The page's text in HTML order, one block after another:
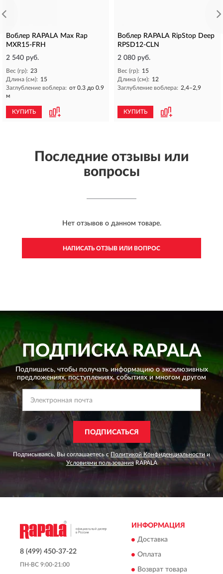
Воблер RAPALA Max Rap
MXR15-FRH
2 540 руб.
Вес (гр): 23
Длина (см): 15
Заглубление воблера: от 0.3 до 0.9
м
КУПИТЬ
Воблер RAPALA RipStop Deep
RPSD12-CLN
2 080 руб.
Вес (гр): 15
Длина (см): 12
Заглубление воблера: 2,4–2,9
КУПИТЬ
Последние отзывы или
вопросы
Нет отзывов о данном товаре.
НАПИСАТЬ ОТЗЫВ ИЛИ ВОПРОС
ПОДПИСКАRAPALA
Подпишись, чтобы получать информацию о эксклюзивных
предложениях,поступлениях, событиях и многом другом
ПОДПИСАТЬСЯ
Подписываясь, Вы соглашаетесь сПолитикой Конфиденциальности и
Условиями пользованияRAPALA
8 (499) 450-37-22
ПН-ВС 9:00-21:00
ИНФОРМАЦИЯ
Доставка
Оплата
Возврат товара